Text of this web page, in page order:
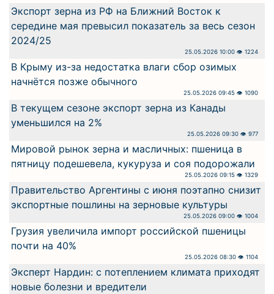
Экспорт зерна из РФ на Ближний Восток к
середине мая превысил показатель за весь сезон
2024/25
25.05.2026 10:00 👁 1224
В Крыму из-за недостатка влаги сбор озимых
начнётся позже обычного
25.05.2026 09:45 👁 1090
В текущем сезоне экспорт зерна из Канады
уменьшился на 2%
25.05.2026 09:30 👁 977
Мировой рынок зерна и масличных: пшеница в
пятницу подешевела, кукуруза и соя подорожали
25.05.2026 09:15 👁 1329
Правительство Аргентины с июня поэтапно снизит
экспортные пошлины на зерновые культуры
25.05.2026 09:00 👁 1004
Грузия увеличила импорт российской пшеницы
почти на 40%
25.05.2026 08:30 👁 1104
Эксперт Нардин: с потеплением климата приходят
новые болезни и вредители